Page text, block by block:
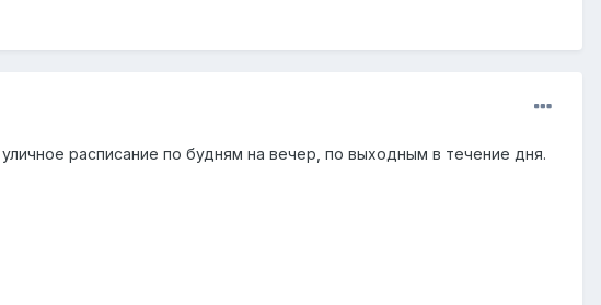
расписание по будням на вечер, по выходным в течение дня.